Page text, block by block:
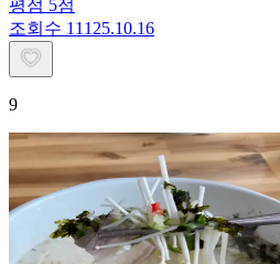
평점 5점
조회수 111 25.10.16
9